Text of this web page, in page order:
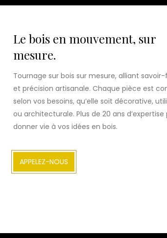
Le bois en mouvement, sur
mesure.
Tournage sur bois sur mesure, alliant
et précision artisanale. Chaque pièce est
selon vos besoins, qu’elle soit décorative,
ou architecturale. Plus de 20 ans d’expertise
donner vie à vos idées en bois.
APPELEZ-NOUS